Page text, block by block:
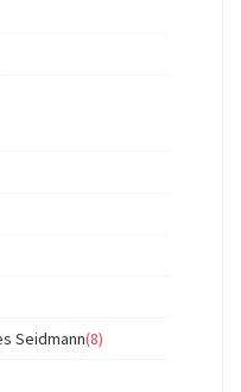
Seidmann(8)